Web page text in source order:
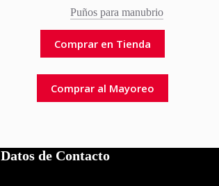
Puños para manubrio
Comprar en Tienda
Comprar al Mayoreo
Datos de Contacto